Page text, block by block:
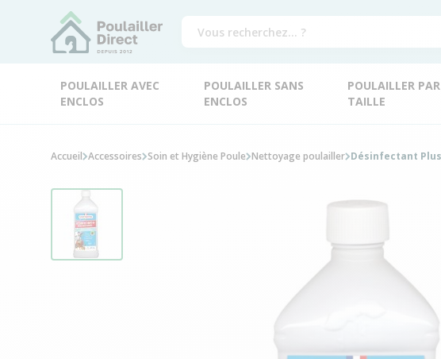
POULAILLER AVEC
ENCLOS
POULAILLER SANS
ENCLOS
POULAILLER PAR
TAILLE
Accueil Accessoires Soin et Hygiène Poule Nettoyage poulailler